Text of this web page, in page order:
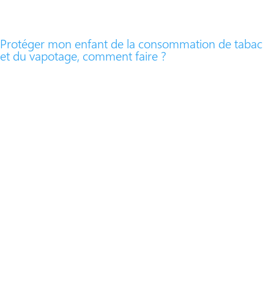
Protéger mon enfant de la consommation de tabac
et du vapotage, comment faire ?